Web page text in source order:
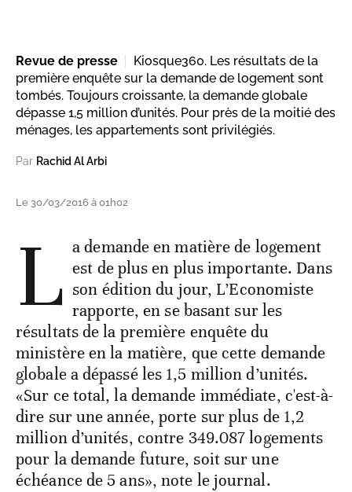
Revue de presse
Kiosque360. Les résultats de la
première enquête sur la demande de logement sont
tombés. Toujours croissante, la demande globale
dépasse 1,5 million d’unités. Pour près de la moitié des
ménages, les appartements sont privilégiés.
Par Rachid Al Arbi
Le 30/03/2016 à 01h02
L a demande en matière de logement
est de plus en plus importante. Dans
son édition du jour, L’Economiste
rapporte, en se basant sur les
résultats de la première enquête du
ministère en la matière, que cette demande
globale a dépassé les 1,5 million d’unités.
«Sur ce total, la demande immédiate, c'est-à-
dire sur une année, porte sur plus de 1,2
million d’unités, contre 349.087 logements
pour la demande future, soit sur une
échéance de 5 ans», note le journal.